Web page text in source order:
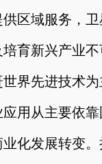
区域服务，卫
育新兴产业不
界先进技术为
用从主要依
化发展转变。